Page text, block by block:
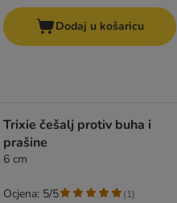
Dodaj u košaricu
Trixie češalj protiv buha i
prašine
6 cm
Ocjena: 5/5 (1)